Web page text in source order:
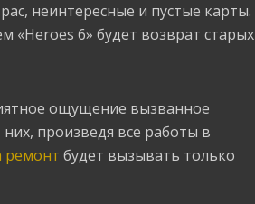
неинтересные и пустые карты.
«Heroes 6» будет возврат старых
ощущение вызванное
произведя все работы в
ремонт будет вызывать только